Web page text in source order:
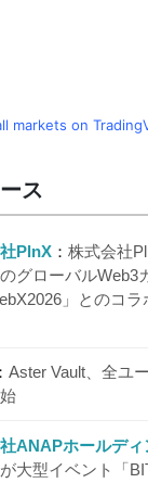
markets on
ス
PlnX
株式会社
グローバルWeb3
」とのコ
Aster Vault、全ユ
ANAPホールディ
大型イベント「